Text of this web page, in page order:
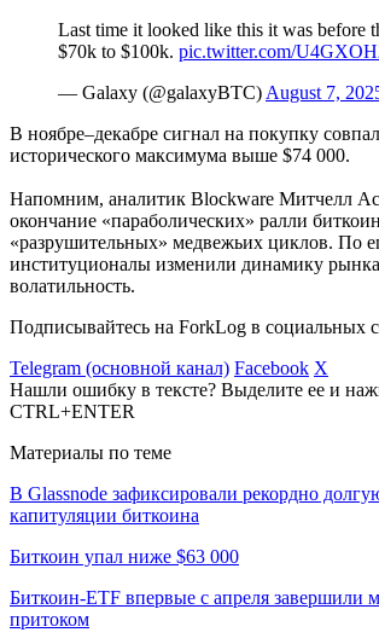
Last time it looked like this it was before
$70k to $100k. pic.twitter.com/
— Galaxy (@galaxyBTC) August 7,
В ноябре–декабре сигнал на покупку
исторического максимума выше $74 000.
Напомним, аналитик Blockware Митчелл
окончание «параболических» ралли
«разрушительных» медвежьих циклов. По
институционалы изменили динамику
волатильность.
Подписывайтесь на ForkLog в социальных
Telegram (основной канал) Facebook X
Нашли ошибку в тексте? Выделите ее и
CTRL+ENTER
Материалы по теме
В Glassnode зафиксировали рекордно
капитуляции биткоина
Биткоин упал ниже $63 000
Биткоин-ETF впервые с апреля завершили
притоком